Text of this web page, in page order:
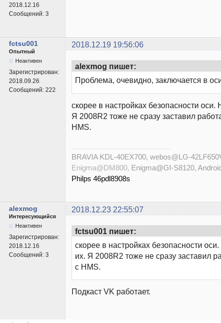
2018.12.16
Сообщений: 3
fctsu001 2018.12.19 19:56:06
Опытный
Неактивен
Зарегистрирован:
2018.09.26
Сообщений: 222
alexmog пишет:
Проблема, очевидно, заключается в
скорее в настройках безопасности оси.
Я 2008R2 тоже не сразу заставил
HMS.
BRAVIA KDL-40EX700, webos@LG-
Enigma@DM800, Enigma@GI-S8120,
Philps 46pdl8908s
alexmog 2018.12.23 22:55:07
Интересующийся
Неактивен
Зарегистрирован:
2018.12.16
Сообщений: 3
fctsu001 пишет:
скорее в настройках безопасности
их. Я 2008R2 тоже не сразу заставил
с HMS.
Подкаст VK работает.